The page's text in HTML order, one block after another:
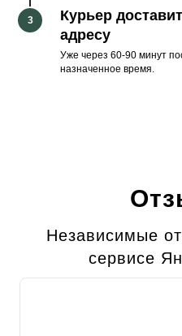
Курьер
адресу
Уже через 60-90 минут
назначенное время.
Независимые
сервисе